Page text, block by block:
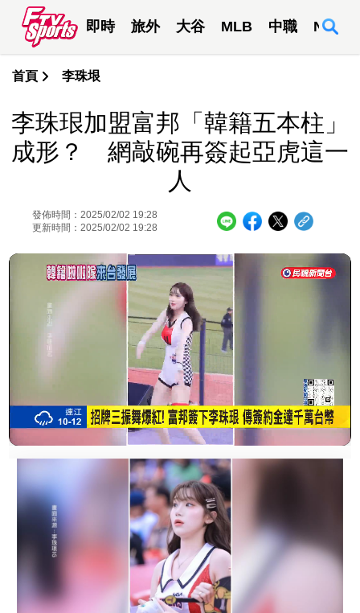
即時 旅外 大谷 MLB 中職 NBA
首頁 李珠垠
李珠珢加盟富邦「韓籍五本柱」
成形？ 網敲碗再簽起亞虎這一
人
發佈時間：2025/02/02 19:28
更新時間：2025/02/02 19:28